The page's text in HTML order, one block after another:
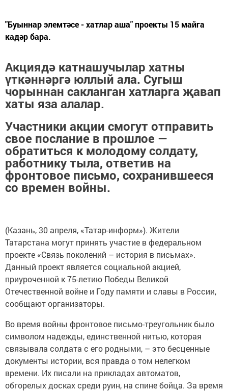
"Буыннар элемтәсе - хатлар аша" проекты 15 майга
кадәр бара.
Акциядә катнашучылар хатны
үткәннәргә юллый ала. Сугыш
чорыннан сакланган хатларга җавап
хаты яза алалар.
Участники акции смогут отправить
свое послание в прошлое —
обратиться к молодому солдату,
работнику тыла, ответив на
фронтовое письмо, сохранившееся
со времен войны.
(Казань, 30 апреля, «Татар-информ»). Жители
Татарстана могут принять участие в федеральном
проекте «Связь поколений – история в письмах».
Данный проект является социальной акцией,
приуроченной к 75-летию Победы Великой
Отечественной войне и Году памяти и славы в России,
сообщают организаторы.
Во время войны фронтовое письмо-треугольник было
символом надежды, единственной нитью, которая
связывала солдата с его родными, – это бесценные
документы истории, вся правда о том нелегком
времени. Их писали на прикладах автоматов,
обгорелых досках среди руин, на спине бойца. За время